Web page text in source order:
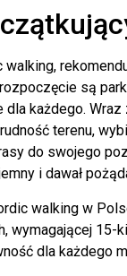
są
każdego.
terenu,
do swojego
i dawał
walking w
wymagającej 15-
dla każdego